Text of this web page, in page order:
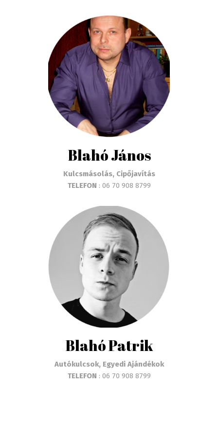
Blahó János
Kulcsmásolás, Cipőjavítás
TELEFON : 06 70 908 8799
Blahó Patrik
Autókulcsok, Egyedi Ajándékok
TELEFON : 06 70 908 8799